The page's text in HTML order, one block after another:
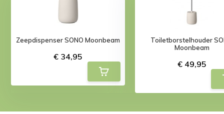
Zeepdispenser SONO Moonbeam
€ 34,95
Toiletborstelhouder
Moonbeam
€ 49,95